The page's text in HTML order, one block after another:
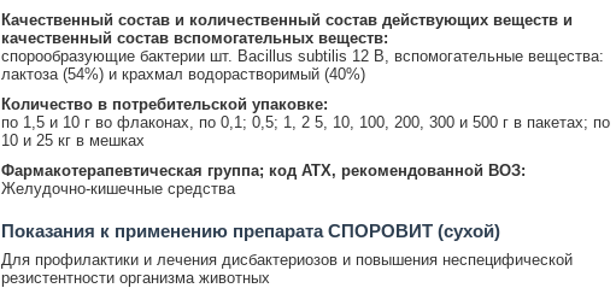
Качественный состав и количественный состав действующих веществ и
качественный состав вспомогательных веществ:
спорообразующие бактерии шт. Bacillus subtilis 12 B, вспомогательные вещества:
лактоза (54%) и крахмал водорастворимый (40%)
Количество в потребительской упаковке:
по 1,5 и 10 г во флаконах, по 0,1; 0,5; 1, 2 5, 10, 100, 200, 300 и 500 г в пакетах; по
10 и 25 кг в мешках
Фармакотерапевтическая группа; код АТХ, рекомендованной ВОЗ:
Желудочно-кишечные средства
Показания к применению препарата СПОРОВИТ (сухой)
Для профилактики и лечения дисбактериозов и повышения неспецифической
резистентности организма животных